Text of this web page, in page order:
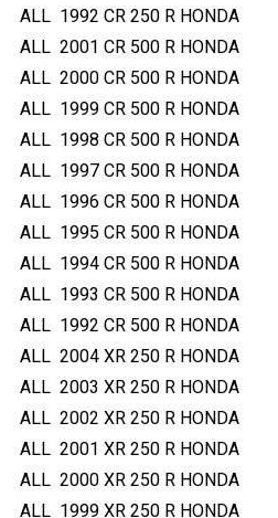
HONDA
CR 250 R
1992
ALL
HONDA
CR 500 R
2001
ALL
HONDA
CR 500 R
2000
ALL
HONDA
CR 500 R
1999
ALL
HONDA
CR 500 R
1998
ALL
HONDA
CR 500 R
1997
ALL
HONDA
CR 500 R
1996
ALL
HONDA
CR 500 R
1995
ALL
HONDA
CR 500 R
1994
ALL
HONDA
CR 500 R
1993
ALL
HONDA
CR 500 R
1992
ALL
HONDA
XR 250 R
2004
ALL
HONDA
XR 250 R
2003
ALL
HONDA
XR 250 R
2002
ALL
HONDA
XR 250 R
2001
ALL
HONDA
XR 250 R
2000
ALL
HONDA
XR 250 R
1999
ALL